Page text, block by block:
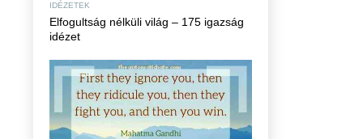
IDÉZETEK
Elfogultság nélküli világ – 175 igazság
idézet